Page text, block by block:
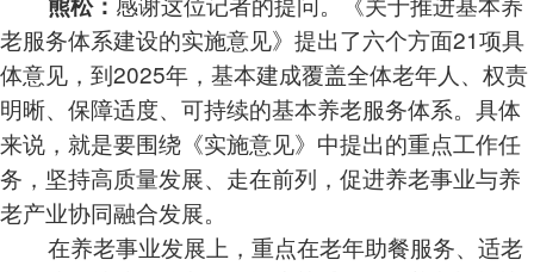
老服务体系建设的实施意见》提出了六个方面21项具
体意见，到2025年，基本建成覆盖全体老年人、权责
明晰、保障适度、可持续的基本养老服务体系。具体
来说，就是要围绕《实施意见》中提出的重点工作任
务，坚持高质量发展、走在前列，促进养老事业与养
老产业协同融合发展。
在养老事业发展上，重点在老年助餐服务、适老